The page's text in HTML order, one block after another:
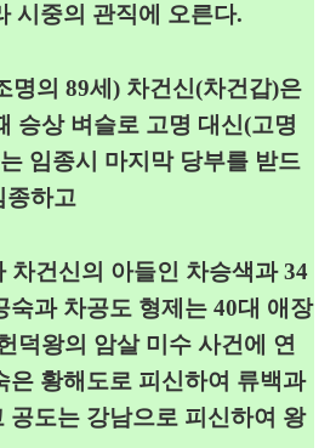
시중의 관직에 오른다.
명의 89세 ) 차건신(차건갑)은
승상 벼슬로 고명 대신(고명
임종시 마지막 당부를 받드
종하고
차건신의 아들인 차승색과34
숙과 차공도 형제는 40대 애장
덕왕의 암살 미수 사건에 연
은 황해도로 피신하여 류백과
공도는 강남으로 피신하여 왕